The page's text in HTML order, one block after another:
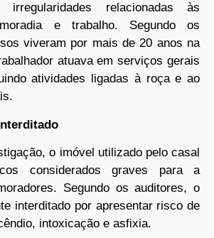
relacionadas às
e trabalho. Segundo os
viveram por mais de 20 anos na
atuava em serviços gerais
atividades ligadas à roça e ao
o imóvel utilizado pelo casal
considerados graves para a
Segundo os auditores, o
interditado por apresentar risco de
intoxicação e asfixia.